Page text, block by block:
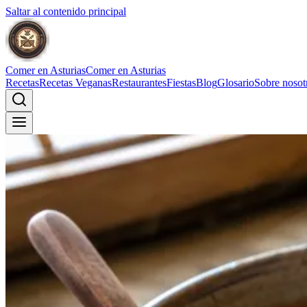
Saltar al contenido principal
Comer en AsturiasComer en Asturias
RecetasRecetas VeganasRestaurantesFiestasBlogGlosarioSobre